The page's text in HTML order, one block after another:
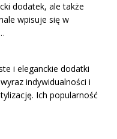
dodatek, ale także
wpisuje się w
i eleganckie dodatki
indywidualności i
Ich popularność